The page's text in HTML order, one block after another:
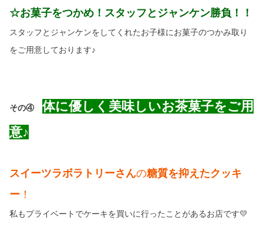
☆お菓子をつかめ！スタッフとジャンケン勝負！！
スタッフとジャンケンをしてくれたお子様にお菓子のつかみ取り
をご用意しております♪
その④ 体に優しく美味しいお茶菓子をご用
意♪
スイーツラボラトリーさんの糖質を抑えたクッキ
ー ！
私もプライベートでケーキを買いに行ったことがあるお店です💛